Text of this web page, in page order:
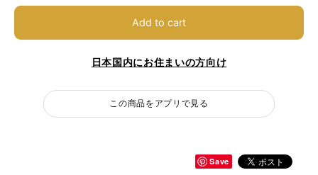
Add to cart
日本国内にお住まいの方向け
この商品をアプリで見る
Save